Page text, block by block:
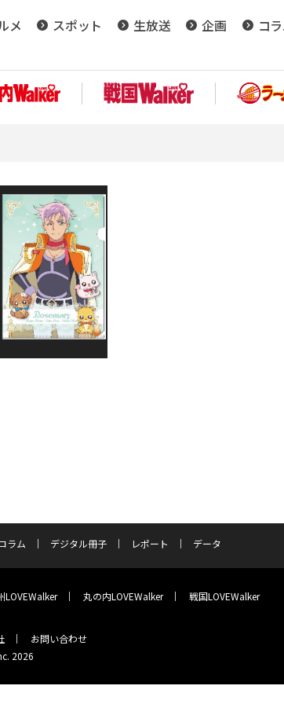
メ スポット 生放送 企画 コ
ラム デジタル冊子 レポート データ
LOVEWalker 丸の内LOVEWalker
戦国LOVEWalker
お問い合わせ
2026